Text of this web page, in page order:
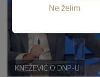
Ne želim
KNEŽEVIĆ O DNP-U